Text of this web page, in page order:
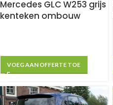
Mercedes GLC W253 grijs
kenteken ombouw
VOEG AAN OFFERTE TOE